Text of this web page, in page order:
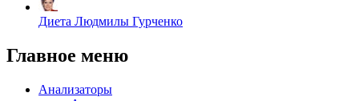
Диета Людмилы Гурченко
Главное меню
Анализаторы